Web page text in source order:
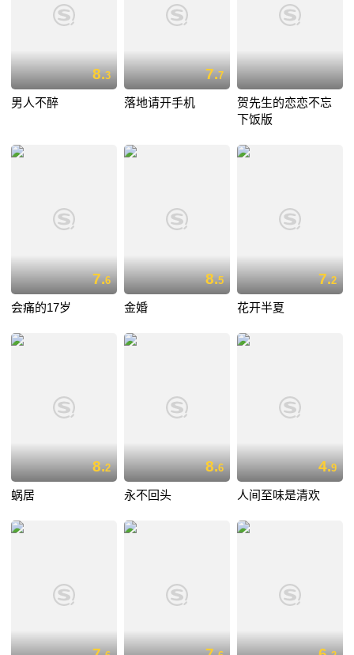
8.3
男人不醉
7.7
落地请开手机
贺先生的恋恋不忘
下饭版
7.6
会痛的17岁
8.5
金婚
7.2
花开半夏
8.2
蜗居
8.6
永不回头
4.9
人间至味是清欢